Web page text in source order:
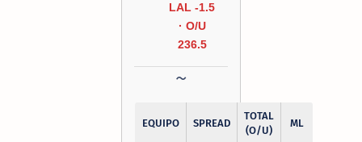
LAL -1.5
· O/U
236.5
EQUIPO SPREAD
TOTAL
(O/U)
ML